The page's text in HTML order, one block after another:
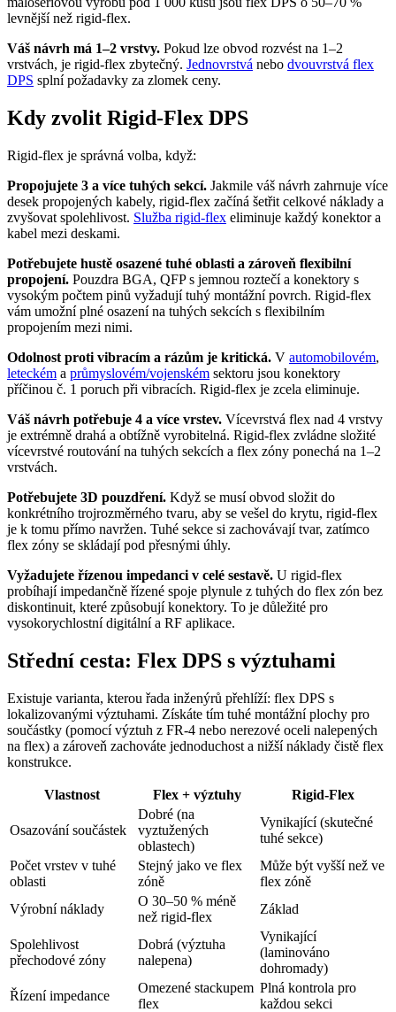
levnější než rigid-flex.
Váš návrh má 1–2 vrstvy. Pokud lze obvod rozvést na 1–2
vrstvách, je rigid-flex zbytečný. Jednovrstvá nebo dvouvrstvá flex
DPS splní požadavky za zlomek ceny.
Kdy zvolit Rigid-Flex DPS
Rigid-flex je správná volba, když:
Propojujete 3 a více tuhých sekcí. Jakmile váš návrh zahrnuje více
desek propojených kabely, rigid-flex začíná šetřit celkové náklady a
zvyšovat spolehlivost. Služba rigid-flex eliminuje každý konektor a
kabel mezi deskami.
Potřebujete hustě osazené tuhé oblasti a zároveň flexibilní
propojení. Pouzdra BGA, QFP s jemnou roztečí a konektory s
vysokým počtem pinů vyžadují tuhý montážní povrch. Rigid-flex
vám umožní plné osazení na tuhých sekcích s flexibilním
propojením mezi nimi.
Odolnost proti vibracím a rázům je kritická. V automobilovém,
leteckém a průmyslovém/vojenském sektoru jsou konektory
příčinou č. 1 poruch při vibracích. Rigid-flex je zcela eliminuje.
Váš návrh potřebuje 4 a více vrstev. Vícevrstvá flex nad 4 vrstvy
je extrémně drahá a obtížně vyrobitelná. Rigid-flex zvládne složité
vícevrstvé routování na tuhých sekcích a flex zóny ponechá na 1–2
vrstvách.
Potřebujete 3D pouzdření. Když se musí obvod složit do
konkrétního trojrozměrného tvaru, aby se vešel do krytu, rigid-flex
je k tomu přímo navržen. Tuhé sekce si zachovávají tvar, zatímco
flex zóny se skládají pod přesnými úhly.
Vyžadujete řízenou impedanci v celé sestavě. U rigid-flex
probíhají impedančně řízené spoje plynule z tuhých do flex zón bez
diskontinuit, které způsobují konektory. To je důležité pro
vysokorychlostní digitální a RF aplikace.
Střední cesta: Flex DPS s výztuhami
Existuje varianta, kterou řada inženýrů přehlíží: flex DPS s
lokalizovanými výztuhami. Získáte tím tuhé montážní plochy pro
součástky (pomocí výztuh z FR-4 nebo nerezové oceli nalepených
na flex) a zároveň zachováte jednoduchost a nižší náklady čistě flex
konstrukce.
Vlastnost Flex + výztuhy Rigid-Flex
Osazování součástek
Dobré (na
vyztužených
oblastech)
Vynikající (skutečné
tuhé sekce)
Počet vrstev v tuhé
oblasti
Stejný jako ve flex
zóně
Může být vyšší než ve
flex zóně
Výrobní náklady
O 30–50 % méně
než rigid-flex
Základ
Spolehlivost
přechodové zóny
Dobrá (výztuha
nalepena)
Vynikající
(laminováno
dohromady)
Řízení impedance
Omezené stackupem
flex
Plná kontrola pro
každou sekci